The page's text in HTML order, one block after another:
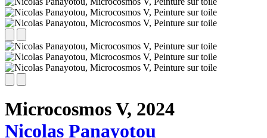
Microcosmos V, 2024
Nicolas Panayotou